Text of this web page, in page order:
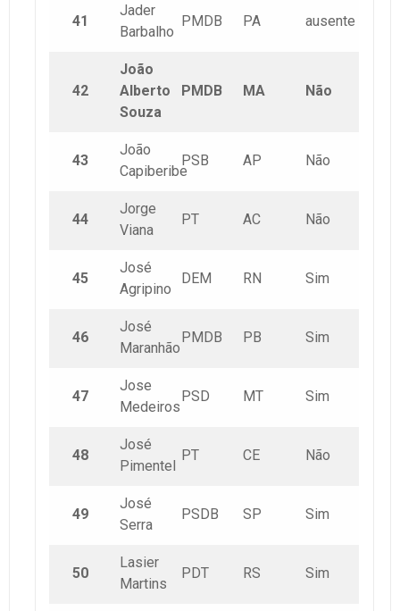
41
Jader
Barbalho
PMDB PA ausente
42
João
Alberto
Souza
PMDB MA Não
43
João
Capiberibe
PSB AP Não
44
Jorge
Viana
PT AC Não
45
José
Agripino
DEM RN Sim
46
José
Maranhão
PMDB PB Sim
47
Jose
Medeiros
PSD MT Sim
48
José
Pimentel
PT CE Não
49
José
Serra
PSDB SP Sim
50
Lasier
Martins
PDT RS Sim